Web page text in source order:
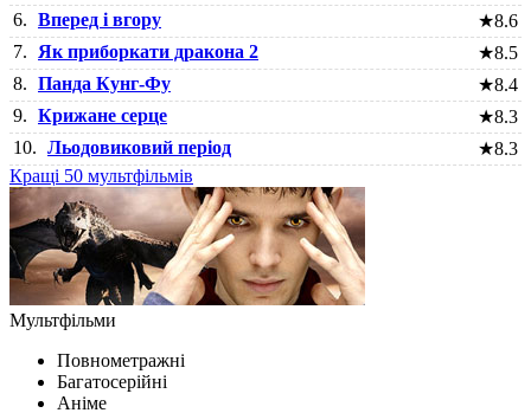
6. Вперед і вгору ★8.6
7.
Як приборкати дракона 2 ★8.5
8. Панда Кунг-Фу ★8.4
9. Крижане серце ★8.3
10. Льодовиковий період ★8.3
Кращі 50 мультфільмів
Мультфільми
Повнометражні
Багатосерійні
Аніме